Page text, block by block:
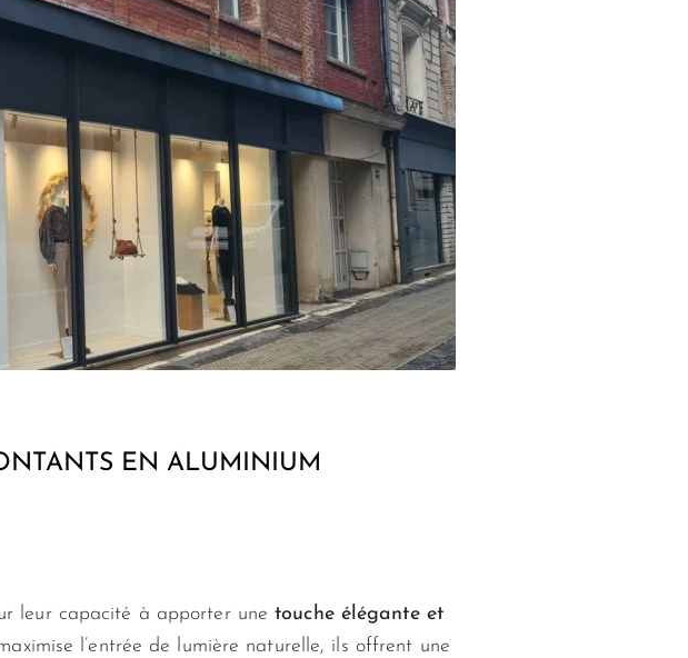
EN ALUMINIUM
leur capacité à apporter unetouche élégante et
l’entrée de lumière naturelle, ils offrent une